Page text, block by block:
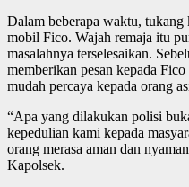
Dalam beberapa waktu,
mobil Fico. Wajah remaja itu
masalahnya terselesaikan.
memberikan pesan kepada
mudah percaya kepada orang
“Apa yang dilakukan polisi
kepedulian kami kepada
orang merasa aman dan
Kapolsek.